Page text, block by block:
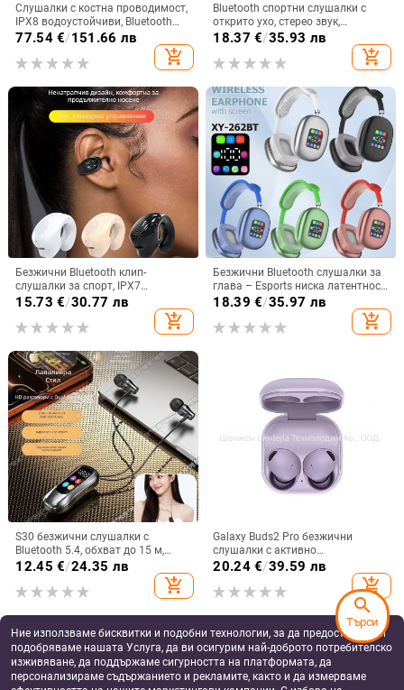
Слушалки с костна проводимост,
IPX8 водоустойчиви, Bluetooth
5.3, обхват до 10 m, време за
77.54€/151.66 лв
add_shopping_cart
Bluetooth спортни слушалки с
открито ухо, стерео звук,
Bluetooth 5.4, обхват до 10 м,
18.37 €/35.93 лв
add_shopping_cart
Безжични Bluetooth клип-
слушалки за спорт, IPX7
водоустойчиви, обхват до 10 м,
Bluetooth 5.0, живот на батерията
4–8 ч, ниска латентност за игри
15.73 €/30.77 лв
add_shopping_cart
Безжични Bluetooth слушалки за
глава – Esports ниска латентност,
Bluetooth 5.3, обхват 10 м,
батерия 4–8 ч, двустранно
стерео
18.39 €/35.97 лв
add_shopping_cart
S30 безжични слушалки с
Bluetooth 5.4, обхват до 15 м,
стерео звук, цифров дисплей,
12.45 €/24.35 лв
add_shopping_cart
Galaxy Buds2 Pro безжични
слушалки с активно
шумопотискане, корпус от
20.24€/39.59 лв
add_shopping_cart
Ние използваме бисквитки и подобни технологии, за да предоставяме и
подобряваме нашата Услуга, да ви осигурим най-доброто потребителско
изживяване, да поддържаме сигурността на платформата, да
персонализираме съдържанието и рекламите, както и да измерваме
search
Търси